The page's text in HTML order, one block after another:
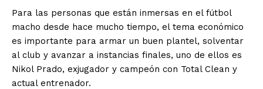
Para las personas que están inmersas en el fútbol
macho desde hace mucho tiempo, el tema económico
es importante para armar un buen plantel, solventar
al club y avanzar a instancias finales, uno de ellos es
Nikol Prado, exjugador y campeón con Total Clean y
actual entrenador.